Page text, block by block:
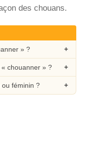
des chouans.
» ?
chouanner » ?
ou féminin ?